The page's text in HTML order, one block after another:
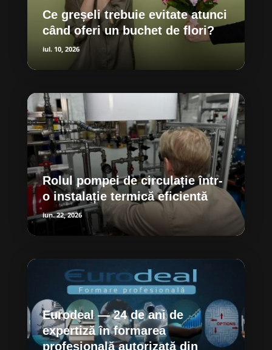
Ce greșeli trebuie evitate atunci
când oferi un buchet de flori?
iul. 10, 2026
Rolul pompei de circulație într-
o instalație termică eficientă
iun. 22, 2026
Eurodeal — 24 de ani de
expertiză în formarea
profesională autorizată din